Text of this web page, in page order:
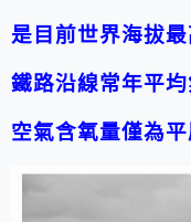
是目前世界海拔
鐵路沿線常年平
空氣含氧量僅為